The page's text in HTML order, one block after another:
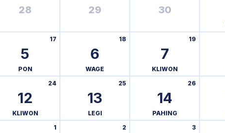
28 29 30
5
17
PON
6
18
WAGE
7
19
KLIWON
12
24
KLIWON
13
25
LEGI
14
26
PAHING
1 2 3